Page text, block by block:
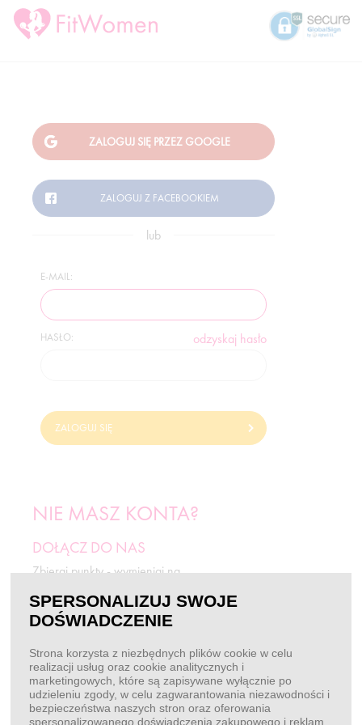
lub
E-MAIL:
HASŁO: odzyskaj hasło
ZALOGUJ SIĘ
NIE MASZ KONTA?
DOŁĄCZ DO NAS
Zbieraj punkty - wymieniaj na
ZAREJESTRUJ SIĘ
BEZ LOGOWANIA
Chcę złożyć zamówienie
SPERSONALIZUJ SWOJE
DOŚWIADCZENIE
Strona korzysta z niezbędnych plików cookie w celu
realizacji usług oraz cookie analitycznych i
marketingowych, które są zapisywane wyłącznie po
udzieleniu zgody, w celu zagwarantowania niezawodności i
bezpieczeństwa naszych stron oraz oferowania
spersonalizowanego doświadczenia zakupowego i reklam.